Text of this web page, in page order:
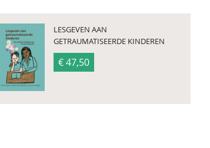
LESGEVEN AAN
GETRAUMATISEERDE KINDEREN
€ 47,50